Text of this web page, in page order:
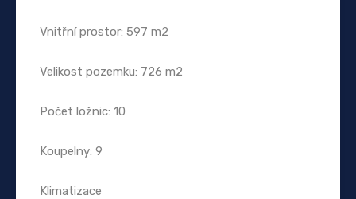
Vnitřní prostor: 597 m2
Velikost pozemku: 726 m2
Počet ložnic: 10
Koupelny: 9
Klimatizace